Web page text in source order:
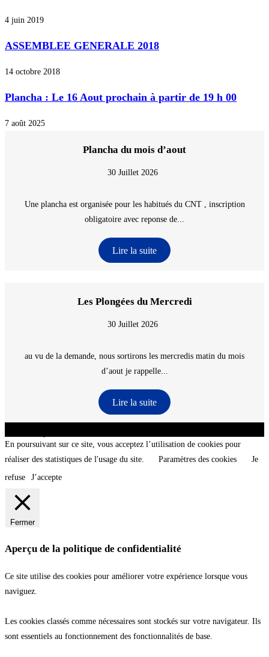
4 juin 2019
ASSEMBLEE GENERALE 2018
14 octobre 2018
Plancha : Le 16 Aout prochain à partir de 19 h 00
7 août 2025
Plancha du mois d’aout
30 Juillet 2026
Une plancha est organisée pour les habitués du CNT , inscription
obligatoire avec reponse de...
Lire la suite
Les Plongées du Mercredi
30 Juillet 2026
au vu de la demande, nous sortirons les mercredis matin du mois
d’aout je rappelle...
Lire la suite
En poursuivant sur ce site, vous acceptez l’utilisation de cookies pour
réaliser des statistiques de l'usage du site.
Paramètres des cookies
Je
refuse
J’accepte
Fermer
Aperçu de la politique de confidentialité
Ce site utilise des cookies pour améliorer votre expérience lorsque vous
naviguez.
Les cookies classés comme nécessaires sont stockés sur votre navigateur. Ils
sont essentiels au fonctionnement des fonctionnalités de base.